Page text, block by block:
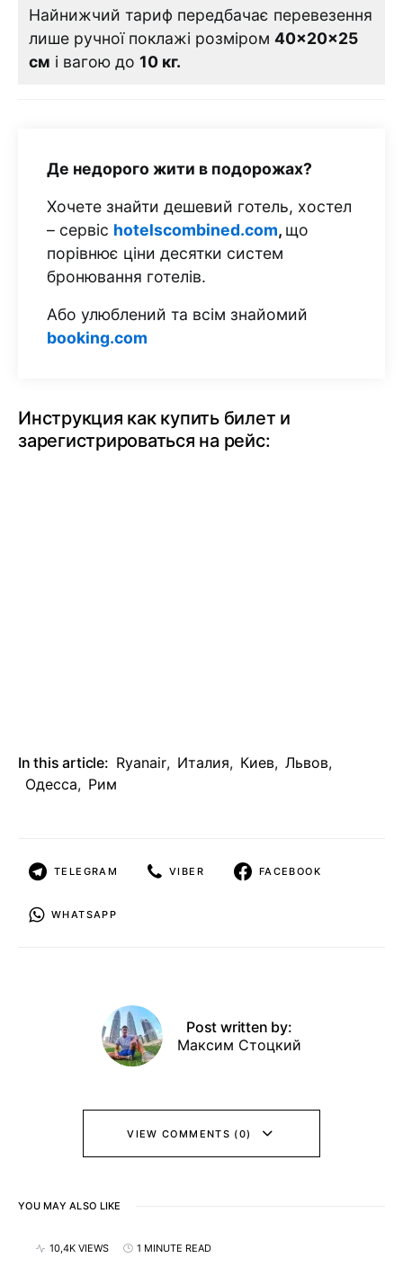
Найнижчий тариф передбачає перевезення
лише ручної поклажі розміром 40×20×25
см і вагою до 10 кг.
Де недорого жити в подорожах?
Хочете знайти дешевий готель, хостел
– сервіс hotelscombined.com, що
порівнює ціни десятки систем
бронювання готелів.
Або улюблений та всім знайомий
booking.com
Инструкция как купить билет и
зарегистрироваться на рейс:
In this article: Ryanair, Италия, Киев, Львов,
Одесса, Рим
TELEGRAM VIBER FACEBOOK
WHATSAPP
Post written by:
Максим Стоцкий
VIEW COMMENTS (0)
YOU MAY ALSO LIKE
10,4K VIEWS 1 MINUTE READ